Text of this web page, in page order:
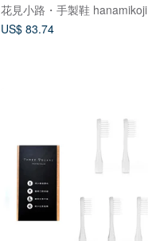
花見小路・手製鞋 hanamikoji
US$ 83.74